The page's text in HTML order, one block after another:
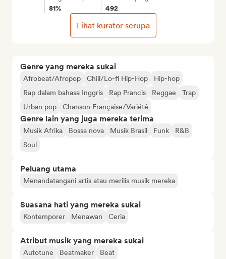
Genre yang mereka sukai
Afrobeat/Afropop Chill/Lo-fi Hip-Hop
Hip-hop
Rap dalam bahasa Inggris
Rap Prancis Reggae
Trap
Urban pop
Chanson Française/Variété
Genre lain yang juga mereka terima
Musik Afrika Bossa nova Musik Brasil Funk
R&B
Soul
Peluang utama
Menandatangani artis atau merilis musik mereka
Suasana hati yang mereka sukai
Kontemporer Menawan Ceria
Atribut musik yang mereka sukai
Autotune Beatmaker Beat
81% 492
Lihat kurator serupa